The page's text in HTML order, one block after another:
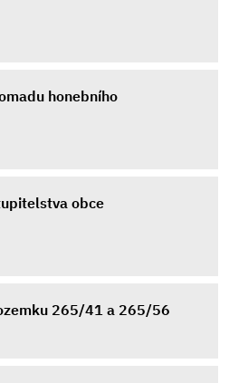
honebního
obce
265/41 a 265/56